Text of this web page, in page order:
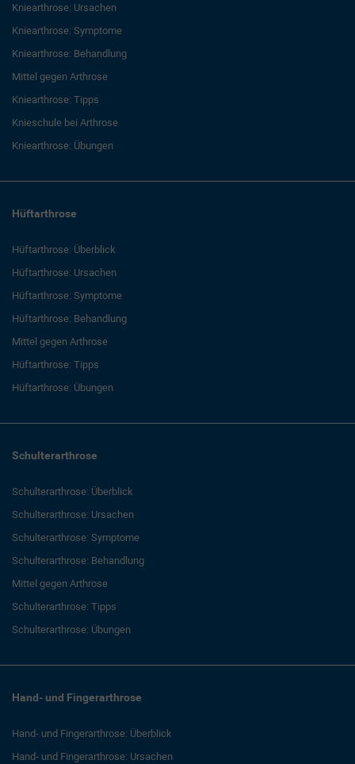
Kniearthrose: Ursachen
Kniearthrose: Symptome
Kniearthrose: Behandlung
Mittel gegen Arthrose
Kniearthrose: Tipps
Knieschule bei Arthrose
Kniearthrose: Übungen
Hüftarthrose
Hüftarthrose: Überblick
Hüftarthrose: Ursachen
Hüftarthrose: Symptome
Hüftarthrose: Behandlung
Mittel gegen Arthrose
Hüftarthrose: Tipps
Hüftarthrose: Übungen
Schulterarthrose
Schulterarthrose: Überblick
Schulterarthrose: Ursachen
Schulterarthrose: Symptome
Schulterarthrose: Behandlung
Mittel gegen Arthrose
Schulterarthrose: Tipps
Schulterarthrose: Übungen
Hand- und Fingerarthrose
Hand- und Fingerarthrose: Überblick
Hand- und Fingerarthrose: Ursachen